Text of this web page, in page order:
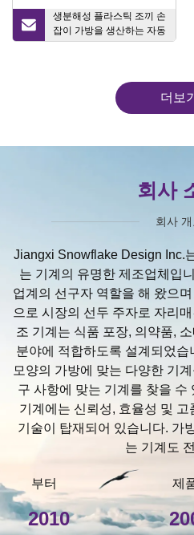
생분해성 플라스틱 조끼 손
잡이 가방을 생산하는 자동
4라인 기계
더보기
회사
회사 개
Jiangxi Snowflake Design Inc.
는 기계의 유명한 제조업체입
업계의 선구자 역할을 해 왔으
으로 시장의 선두 주자로 자리
조 기계는 식품 포장, 의약품,
분야에 적합하도록 설계되었
모양의 가방에 맞는 다양한 기
구 사항에 맞는 기계를 찾을 수
기계에는 신뢰성, 효율성 및
기술이 탑재되어 있습니다. 가
는 기계도
부터
2010
제